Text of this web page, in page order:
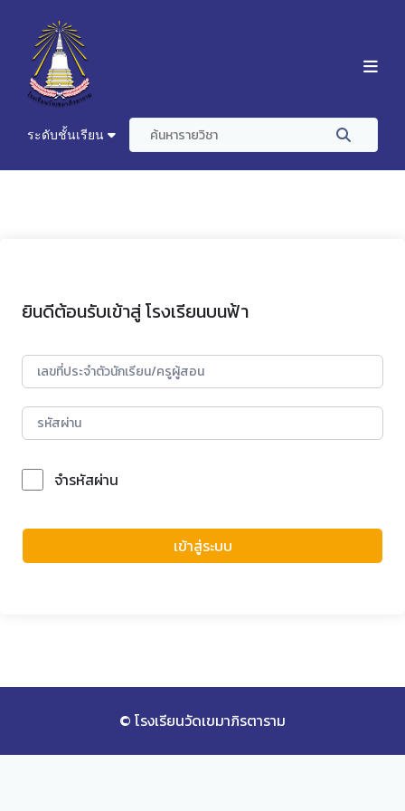
ระดับชั้นเรียน
ยินดีต้อนรับเข้าสู่ โรงเรียนบนฟ้า
จำรหัสผ่าน
เข้าสู่ระบบ
© โรงเรียนวัดเขมาภิรตาราม